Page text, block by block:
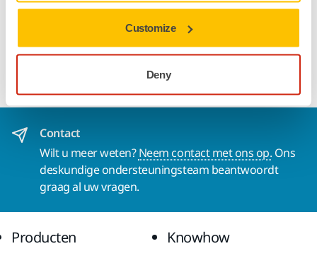
Customize
Deny
waardoor hij gemakkelijk te gebruiken is op gebogen
oppervlakken. Een geweldig hulpmiddel om de gebruiker
door het schuurproces te begeleiden en een perfect
Contact
Wilt u meer weten?Neem contact met ons op. Ons
deskundige ondersteuningsteam beantwoordt
graag al uw vragen.
Producten Knowhow